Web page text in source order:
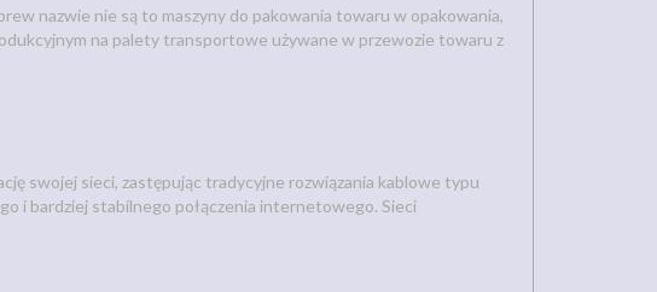
nazwie nie są to maszyny do pakowania towaru w opakowania,
na palety transportowe używane w przewozie towaru z
swojej sieci, zastępując tradycyjne rozwiązania kablowe typu
i bardziej stabilnego połączenia internetowego. Sieci